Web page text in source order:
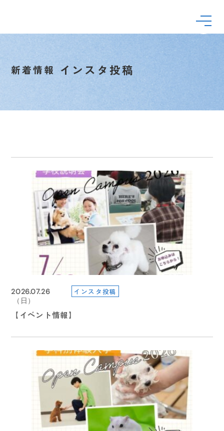
新着情報 インスタ投稿
2026.08.05
（水）
インスタ投稿
受験生の皆様へ🐶
2026.07.26
（日）
【受験生の方へ】７/２９（水）より総合型選抜・総合
2026.06.02
（火）
インスタ投稿
【在校生連絡】明日（6月3日）の授業について
2026.06.02
（火）
インスタ投稿
【在校生連絡】明日（6月3日）の授業について
2026.07.05
（日）
インスタ投稿
【イベント情報】
2026.07.26
（日）
インスタ投稿
【イベント情報】